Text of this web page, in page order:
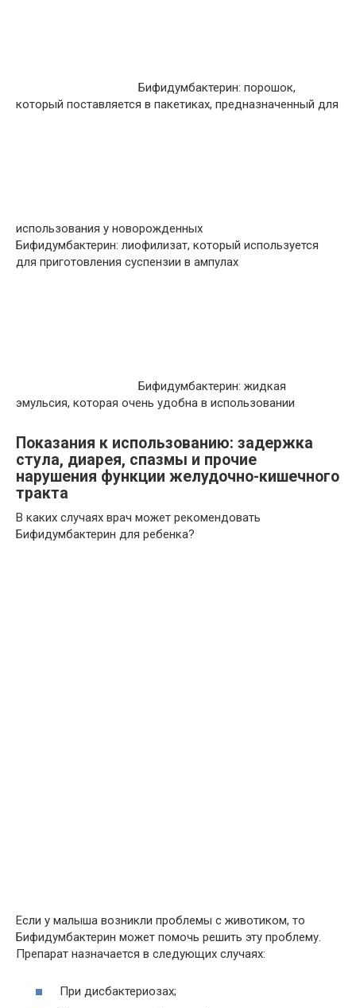
Бифидумбактерин: порошок,
который поставляется в пакетиках, предназначенный для
использования у новорожденных
Бифидумбактерин: лиофилизат, который используется
для приготовления суспензии в ампулах
Бифидумбактерин: жидкая
эмульсия, которая очень удобна в использовании
Показания к использованию: задержка
стула, диарея, спазмы и прочие
нарушения функции желудочно-кишечного
тракта
В каких случаях врач может рекомендовать
Бифидумбактерин для ребенка?
Если у малыша возникли проблемы с животиком, то
Бифидумбактерин может помочь решить эту проблему.
Препарат назначается в следующих случаях:
При дисбактериозах;